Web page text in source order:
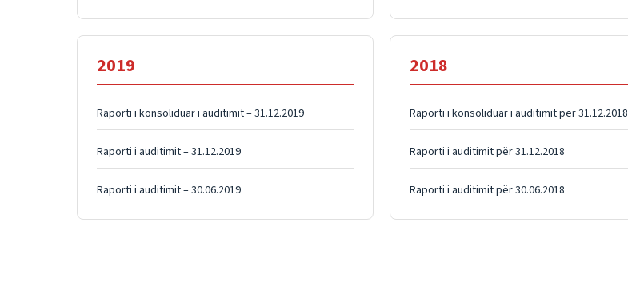
2019
Raporti i konsoliduar i auditimit – 31.12.2019
Raporti i auditimit – 31.12.2019
Raporti i auditimit – 30.06.2019
2018
Raporti i konsoliduar i auditimit për 31.12.2018
Raporti i auditimit për 31.12.2018
Raporti i auditimit për 30.06.2018